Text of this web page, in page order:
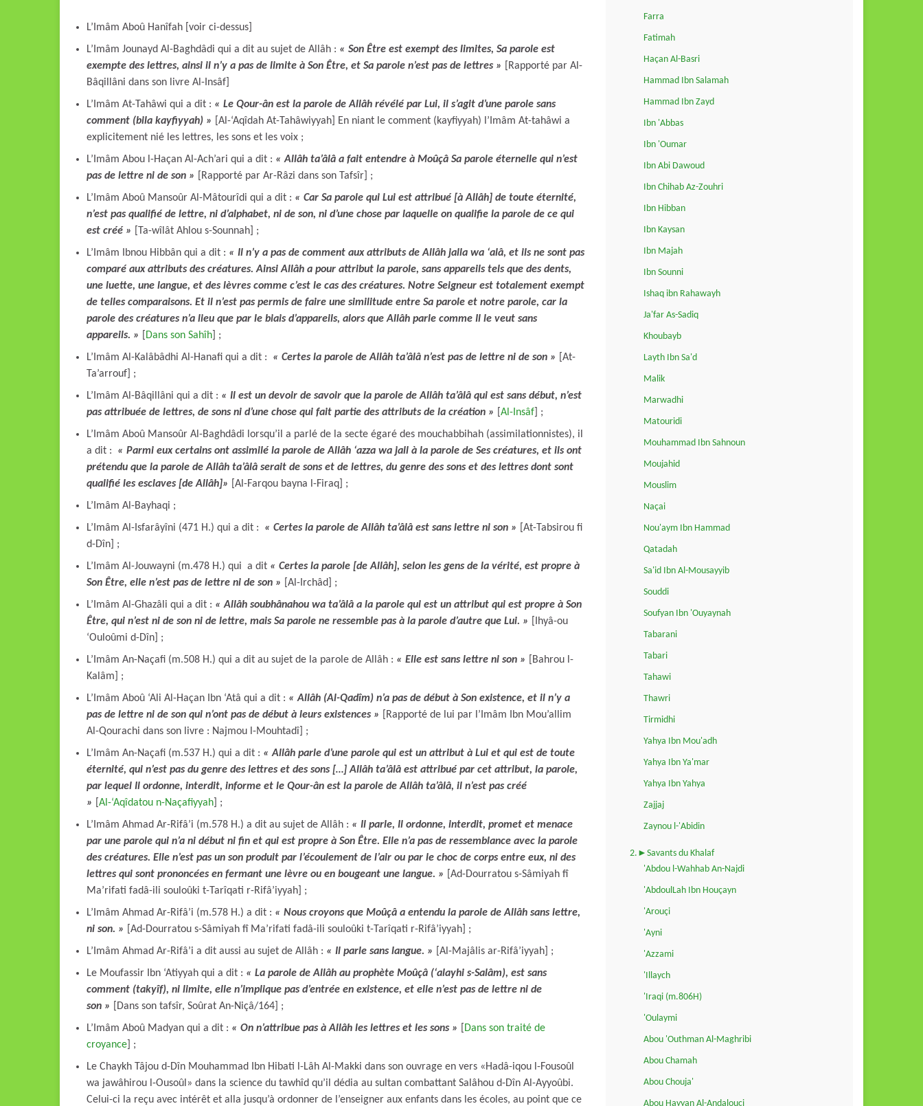
L’Imâm Aboû Hanîfah [voir ci-dessus]
L’Imâm Jounayd Al-Baghdâdi qui a dit au sujet de Allâh : « Son Être est exempt des limites, Sa parole est
exempte des lettres, ainsi il n’y a pas de limite à Son Être, et Sa parole n’est pas de lettres »
[Rapporté par Al-
Bâqillâni dans son livre Al-Insâf]
L’Imâm At-Tahâwi qui a dit : « Le Qour-ân est la parole de Allâh révélé par Lui, il s’agit d’une parole sans
comment (bila kayfiyyah) »
[Al-‘Aqîdah At-Tahâwiyyah] En niant le comment (kayfiyyah) l’Imâm At-tahâwi a
explicitement nié les lettres, les sons et les voix ;
L’Imâm Abou l-Haçan Al-Ach’ari qui a dit : « Allâh ta’âlâ a fait entendre à Moûçâ Sa parole éternelle qui n’est
pas de lettre ni de son »
[Rapporté par Ar-Râzi dans son Tafsîr] ;
L’Imâm Aboû Mansoûr Al-Mâtourîdi qui a dit : « Car Sa parole qui Lui est attribué [à Allâh] de toute éternité,
n’est pas qualifié de lettre, ni d’alphabet, ni de son, ni d’une chose par laquelle on qualifie la parole de ce qui
est créé »
[Ta-wîlât Ahlou s-Sounnah] ;
L’Imâm Ibnou Hibbân qui a dit : « Il n’y a pas de comment aux attributs de Allâh jalla wa ‘alâ, et ils ne sont pas
comparé aux attributs des créatures. Ainsi Allâh a pour attribut la parole, sans appareils tels que des dents,
une luette, une langue, et des lèvres comme c’est le cas des créatures. Notre Seigneur est totalement exempt
de telles comparaisons. Et il n’est pas permis de faire une similitude entre Sa parole et notre parole, car la
parole des créatures n’a lieu que par le biais d’appareils, alors que Allâh parle comme Il le veut sans
appareils. »
Dans son Sahîh ] ;
L’Imâm Al-Kalâbâdhi Al-Hanafi qui a dit : « Certes la parole de Allâh ta’âlâ n’est pas de lettre ni de son »
[At-
Ta’arrouf] ;
L’Imâm Al-Bâqillâni qui a dit : « Il est un devoir de savoir que la parole de Allâh ta’âlâ qui est sans début, n’est
pas attribuée de lettres, de sons ni d’une chose qui fait partie des attributs de la création »
Al-Insâf ] ;
L’Imâm Aboû Mansoûr Al-Baghdâdi lorsqu’il a parlé de la secte égaré des mouchabbihah (assimilationnistes), il
a dit : « Parmi eux certains ont assimilé la parole de Allâh ‘azza wa jall à la parole de Ses créatures, et ils ont
prétendu que la parole de Allâh ta’âlâ serait de sons et de lettres, du genre des sons et des lettres dont sont
qualifié les esclaves [de Allâh]»
[Al-Farqou bayna l-Firaq] ;
L’Imâm Al-Bayhaqi ;
L’Imâm Al-Isfarâyîni (471 H.) qui a dit : « Certes la parole de Allâh ta’âlâ est sans lettre ni son »
[At-Tabsirou fi
d-Dîn] ;
L’Imâm Al-Jouwayni (m.478 H.) qui a dit « Certes la parole [de Allâh], selon les gens de la vérité, est propre à
Son Être, elle n’est pas de lettre ni de son »
[Al-Irchâd] ;
L’Imâm Al-Ghazâli qui a dit : « Allâh soubhânahou wa ta’âlâ a la parole qui est un attribut qui est propre à Son
Être, qui n’est ni de son ni de lettre, mais Sa parole ne ressemble pas à la parole d’autre que Lui. »
[Ihyâ-ou
‘Ouloûmi d-Dîn] ;
L’Imâm An-Naçafi (m.508 H.) qui a dit au sujet de la parole de Allâh : « Elle est sans lettre ni son »
[Bahrou l-
Kalâm] ;
L’Imâm Aboû ‘Ali Al-Haçan Ibn ‘Atâ qui a dit : « Allâh (Al-Qadîm) n’a pas de début à Son existence, et il n’y a
pas de lettre ni de son qui n’ont pas de début à leurs existences »
[Rapporté de lui par l’Imâm Ibn Mou’allim
Al-Qourachi dans son livre : Najmou l-Mouhtadî] ;
L’Imâm An-Naçafi (m.537 H.) qui a dit : « Allâh parle d’une parole qui est un attribut à Lui et qui est de toute
éternité, qui n’est pas du genre des lettres et des sons […] Allâh ta’âlâ est attribué par cet attribut, la parole,
par lequel Il ordonne, interdit, informe et le Qour-ân est la parole de Allâh ta’âlâ, il n’est pas créé
»
Al-‘Aqîdatou n-Naçafiyyah ] ;
L’Imâm Ahmad Ar-Rifâ’i (m.578 H.) a dit au sujet de Allâh : « Il parle, Il ordonne, interdit, promet et menace
par une parole qui n’a ni début ni fin et qui est propre à Son Être. Elle n’a pas de ressemblance avec la parole
des créatures. Elle n’est pas un son produit par l’écoulement de l’air ou par le choc de corps entre eux, ni des
lettres qui sont prononcées en fermant une lèvre ou en bougeant une langue. »
[Ad-Dourratou s-Sâmiyah fî
Ma’rifati fadâ-ili souloûki t-Tarîqati r-Rifâ’iyyah] ;
L’Imâm Ahmad Ar-Rifâ’i (m.578 H.) a dit : « Nous croyons que Moûçâ a entendu la parole de Allâh sans lettre,
ni son. »
[Ad-Dourratou s-Sâmiyah fî Ma’rifati fadâ-ili souloûki t-Tarîqati r-Rifâ’iyyah] ;
L’Imâm Ahmad Ar-Rifâ’i a dit aussi au sujet de Allâh : « Il parle sans langue. »
[Al-Majâlis ar-Rifâ’iyyah] ;
Le Moufassir Ibn ‘Atiyyah qui a dit : « La parole de Allâh au prophète Moûçâ (‘alayhi s-Salâm), est sans
comment (takyîf), ni limite, elle n’implique pas d’entrée en existence, et elle n’est pas de lettre ni de
son »
[Dans son tafsîr, Soûrat An-Niçâ/164] ;
L’Imâm Aboû Madyan qui a dit : « On n’attribue pas à Allâh les lettres et les sons »
Dans son traité de
croyance ] ;
Le Chaykh Tâjou d-Dîn Mouhammad Ibn Hibati l-Lâh Al-Makki dans son ouvrage en vers «Hadâ-iqou l-Fousoûl
wa jawâhirou l-Ousoûl» dans la science du tawhîd qu’il dédia au sultan combattant Salâhou d-Dîn Al-Ayyoûbi.
Celui-ci la reçu avec intérêt et alla jusqu’à ordonner de l’enseigner aux enfants dans les écoles, au point que ce
Farra
Fatimah
Haçan Al-Basri
Hammad Ibn Salamah
Hammad Ibn Zayd
Ibn 'Abbas
Ibn 'Oumar
Ibn Abi Dawoud
Ibn Chihab Az-Zouhri
Ibn Hibban
Ibn Kaysan
Ibn Majah
Ibn Sounni
Ishaq ibn Rahawayh
Ja'far As-Sadiq
Khoubayb
Layth Ibn Sa'd
Malik
Marwadhi
Matouridi
Mouhammad Ibn Sahnoun
Moujahid
Mouslim
Naçai
Nou'aym Ibn Hammad
Qatadah
Sa'id Ibn Al-Mousayyib
Souddi
Soufyan Ibn 'Ouyaynah
Tabarani
Tabari
Tahawi
Thawri
Tirmidhi
Yahya Ibn Mou'adh
Yahya Ibn Ya'mar
Yahya Ibn Yahya
Zajjaj
Zaynou l-'Abidin
2.►Savants du Khalaf
'Abdou l-Wahhab An-Najdi
'AbdoulLah Ibn Houçayn
'Arouçi
'Ayni
'Azzami
'Illaych
'Iraqi (m.806H)
'Oulaymi
Abou 'Outhman Al-Maghribi
Abou Chamah
Abou Chouja'
Abou Hayyan Al-Andalouçi